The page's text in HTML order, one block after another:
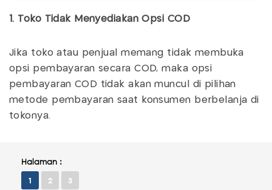
1. Toko Tidak Menyediakan Opsi COD
Jika toko atau penjual memang tidak membuka
opsi pembayaran secara COD, maka opsi
pembayaran COD tidak akan muncul di pilihan
metode pembayaran saat konsumen berbelanja di
tokonya.
Halaman :
1 2 3